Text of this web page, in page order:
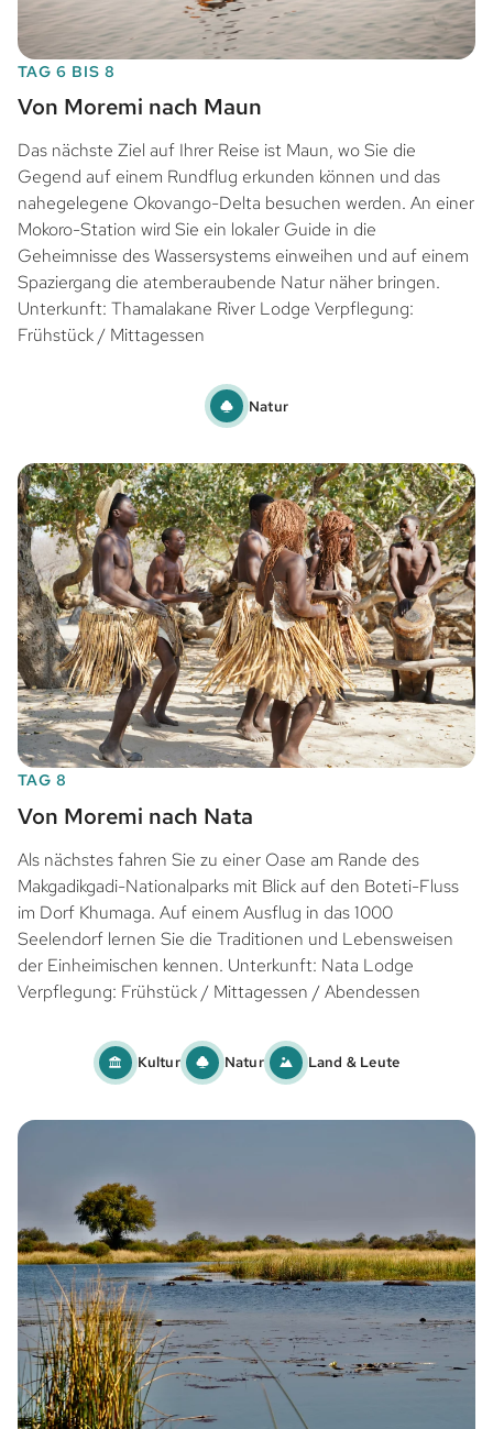
TAG 6 BIS 8
Von Moremi nach Maun
Das nächste Ziel auf Ihrer Reise ist Maun, wo Sie die
Gegend auf einem Rundflug erkunden können und das
nahegelegene Okovango-Delta besuchen werden. An einer
Mokoro-Station wird Sie ein lokaler Guide in die
Geheimnisse des Wassersystems einweihen und auf einem
Spaziergang die atemberaubende Natur näher bringen.
Unterkunft: Thamalakane River Lodge Verpflegung:
Frühstück / Mittagessen
Natur
TAG 8
Von Moremi nach Nata
Als nächstes fahren Sie zu einer Oase am Rande des
Makgadikgadi-Nationalparks mit Blick auf den Boteti-Fluss
im Dorf Khumaga. Auf einem Ausflug in das 1000
Seelendorf lernen Sie die Traditionen und Lebensweisen
der Einheimischen kennen. Unterkunft: Nata Lodge
Verpflegung: Frühstück / Mittagessen / Abendessen
Kultur Natur Land & Leute